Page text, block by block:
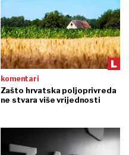
komentari
Zašto hrvatska poljoprivreda
ne stvara više vrijednosti